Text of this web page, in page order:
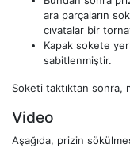
ara parçaların
cıvatalar bir
Kapak sokete
sabitlenmiştir.
Soketi taktıktan sonra,
Video
Aşağıda, prizin